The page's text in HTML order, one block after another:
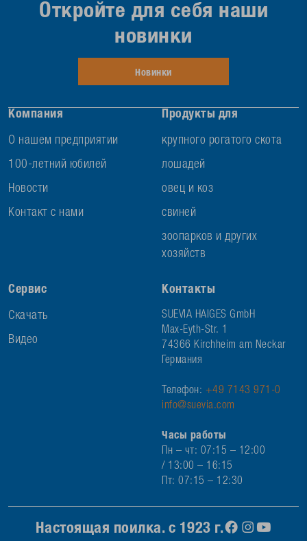
Компания
О нашем предприятии
100-летний юбилей
Новости
Контакт с нами
Продукты для
крупного рогатого скота
лошадей
овец и коз
свиней
зоопарков и других
хозяйств
Сервис
Скачать
Видео
Контакты
SUEVIA HAIGES GmbH
Max-Eyth-Str. 1
74366 Kirchheim am Neckar
Германия
Телефон: +49 7143 971-0
info@suevia.com
Часы работы
Пн – чт: 07:15 – 12:00
/ 13:00 – 16:15
Пт: 07:15 – 12:30
Откройте для себя наши
новинки
Новинки
Настоящая поилка. с 1923 г.